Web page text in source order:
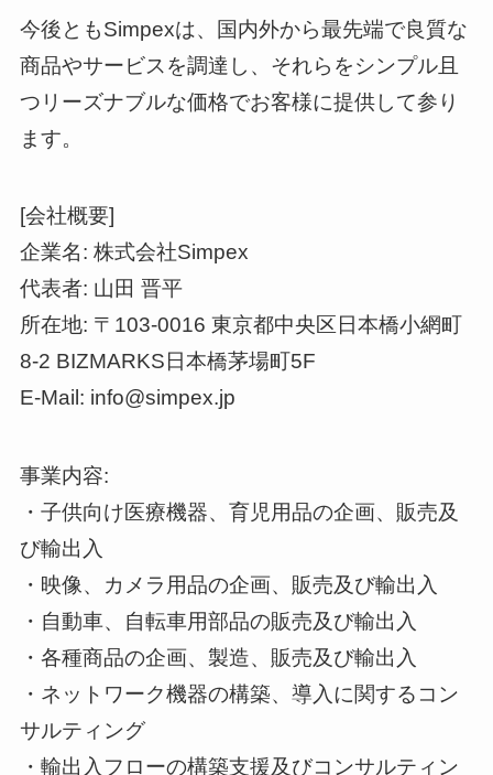
今後ともSimpexは、国内外から最先端で良質な
商品やサービスを調達し、それらをシンプル且
つリーズナブルな価格でお客様に提供して参り
ます。
[会社概要]
企業名: 株式会社Simpex
代表者: 山田 晋平
所在地: 〒103-0016 東京都中央区日本橋小網町
8-2 BIZMARKS日本橋茅場町5F
E-Mail: info@simpex.jp
事業内容:
・子供向け医療機器、育児用品の企画、販売及
び輸出入
・映像、カメラ用品の企画、販売及び輸出入
・自動車、自転車用部品の販売及び輸出入
・各種商品の企画、製造、販売及び輸出入
・ネットワーク機器の構築、導入に関するコン
サルティング
・輸出入フローの構築支援及びコンサルティン